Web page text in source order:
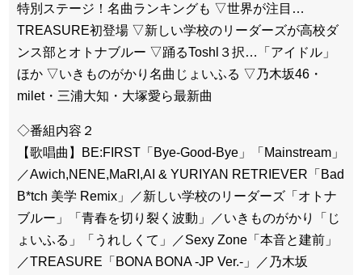
特別ステージ！名曲ランキングも ▽世界が注目…
TREASURE初登場 ▽新しい学校のリーダーズが高校ダ
ンス部とオトナブルー ▽踊るToshl３択…「アイドル」
ほか ▽いきものがかり名曲じょいふる ▽乃木坂46・
milet・三浦大知・大塚愛ら最新曲
◇番組内容２
【歌唱曲】BE:FIRST「Bye-Good-Bye」「Mainstream」
／Awich,NENE,MaRI,AI & YURIYAN RETRIEVER「Bad
B*tch 美学 Remix」／新しい学校のリーダーズ「オトナ
ブルー」「青春を切り裂く波動」／いきものがかり「じ
ょいふる」「うれしくて」／Sexy Zone「本音と建前」
／TREASURE「BONA BONA -JP Ver.-」／乃木坂